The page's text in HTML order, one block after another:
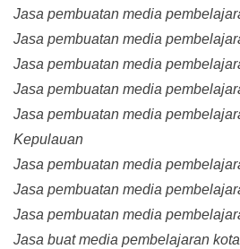
Jasa pembuatan media
Jasa pembuatan media
Jasa pembuatan media
Jasa pembuatan media
Jasa pembuatan media
Kepulauan
Jasa pembuatan media
Jasa pembuatan media
Jasa pembuatan media
Jasa buat media pembelajaran